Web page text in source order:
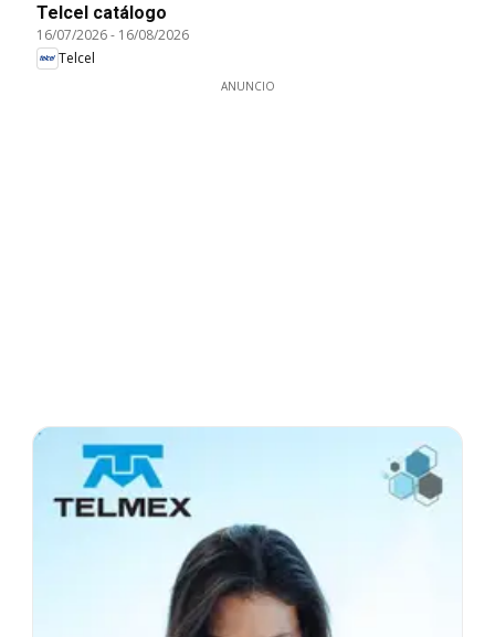
Telcel catálogo
16/07/2026- 16/08/2026
Telcel
ANUNCIO